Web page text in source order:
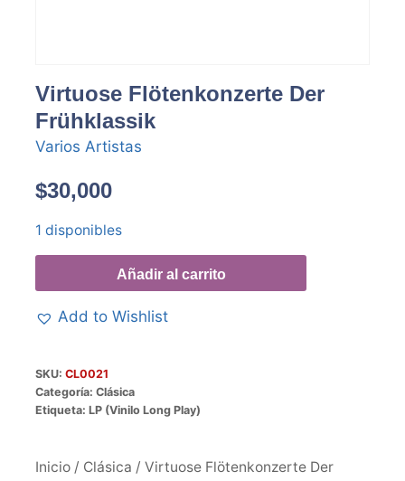
Virtuose Flötenkonzerte Der
Frühklassik
Varios Artistas
$30,000
1 disponibles
Añadir al carrito
Add to Wishlist
SKU: CL0021
Categoría: Clásica
Etiqueta: LP (Vinilo Long Play)
Inicio / Clásica / Virtuose Flötenkonzerte Der